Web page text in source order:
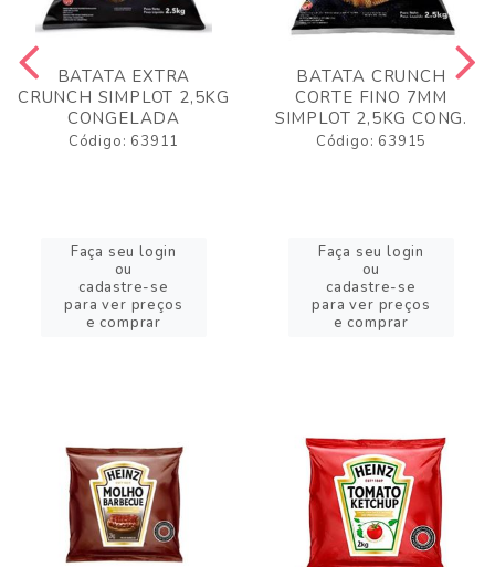
BATATA EXTRA
CRUNCH SIMPLOT 2,5KG
CONGELADA
Código: 63911
Faça seu login
ou
cadastre-se
para ver preços
e comprar
BATATA CRUNCH
CORTE FINO 7MM
SIMPLOT 2,5KG CONG.
Código: 63915
Faça seu login
ou
cadastre-se
para ver preços
e comprar